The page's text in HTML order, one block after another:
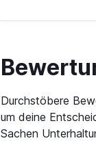
Durchstöbere
um deine
Sachen